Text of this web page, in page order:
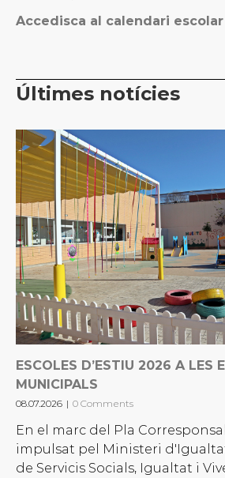
Accedisca al calendari
Últimes notícies
ESCOLES D’ESTIU 2026 A LES
MUNICIPALS
08.07.2026 | 0 Comments
En el marc del Pla
impulsat pel Ministeri
de Servicis Socials, Igualtat i